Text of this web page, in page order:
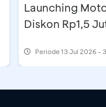
Launching
Diskon Rp1,5
Periode13 Jul 2026 -